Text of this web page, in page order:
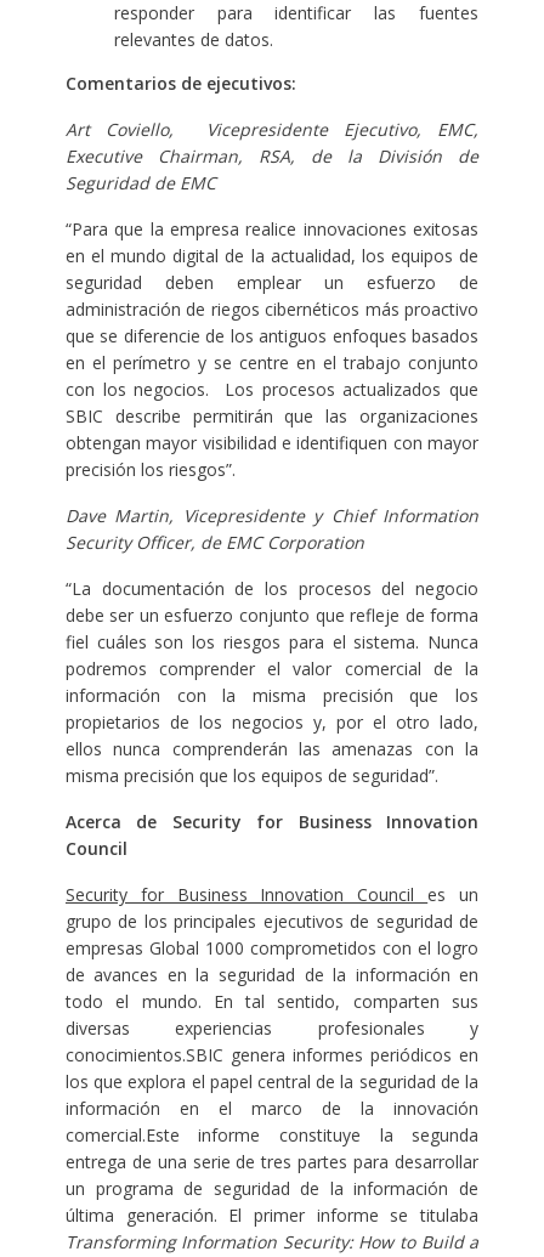
responder para identificar las fuentes
relevantes de datos.
Comentarios de ejecutivos:
Art Coviello, Vicepresidente Ejecutivo, EMC,
Executive Chairman, RSA, de la División de
Seguridad de EMC
“Para que la empresa realice innovaciones exitosas
en el mundo digital de la actualidad, los equipos de
seguridad deben emplear un esfuerzo de
administración de riegos cibernéticos más proactivo
que se diferencie de los antiguos enfoques basados
en el perímetro y se centre en el trabajo conjunto
con los negocios. Los procesos actualizados que
SBIC describe permitirán que las organizaciones
obtengan mayor visibilidad e identifiquen con mayor
precisión los riesgos”.
Dave Martin, Vicepresidente y Chief Information
Security Officer, de EMC Corporation
“La documentación de los procesos del negocio
debe ser un esfuerzo conjunto que refleje de forma
fiel cuáles son los riesgos para el sistema. Nunca
podremos comprender el valor comercial de la
información con la misma precisión que los
propietarios de los negocios y, por el otro lado,
ellos nunca comprenderán las amenazas con la
misma precisión que los equipos de seguridad”.
Acerca de Security for Business Innovation
Council
Security for Business Innovation Counciles un
grupo de los principales ejecutivos de seguridad de
empresas Global 1000 comprometidos con el logro
de avances en la seguridad de la información en
todo el mundo. En tal sentido, comparten sus
diversas experiencias profesionales y
conocimientos.SBIC genera informes periódicos en
los que explora el papel central de la seguridad de la
información en el marco de la innovación
comercial.Este informe constituye la segunda
entrega de una serie de tres partes para desarrollar
un programa de seguridad de la información de
última generación. El primer informe se titulaba
Transforming Information Security: How to Build a